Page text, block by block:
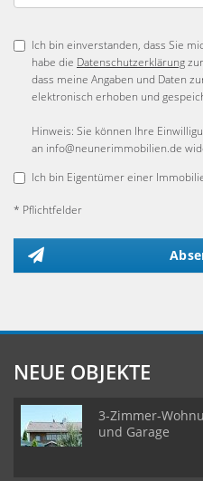
Ich bin einverstanden, dass Sie
habe die Datenschutzerklärung
dass meine Angaben und Daten
elektronisch erhoben und
Hinweis: Sie können Ihre
an info@neunerimmobilien.de
Ich bin Eigentümer einer
* Pflichtfelder
NEUE OBJEKTE
3-Zimmer-
und Garage